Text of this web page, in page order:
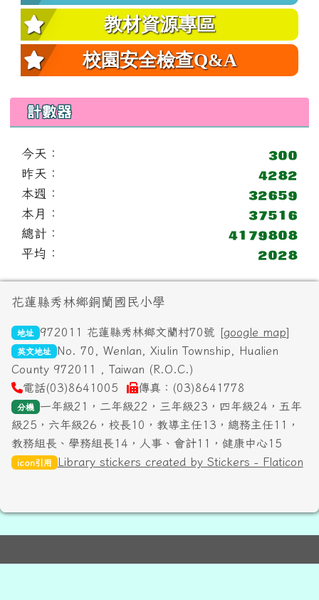
教材資源專區
校園安全檢查Q&A
計數器
今天：
昨天：
本週：
本月：
總計：
平均：
頁尾區域內容
花蓮縣秀林鄉銅蘭國民小學
地址 972011 花蓮縣秀林鄉文蘭村70號 [google map]
英文地址
No. 70, Wenlan, Xiulin Township, Hualien
County 972011 , Taiwan (R.O.C.)
電話(03)8641005
傳真：(03)8641778
分機
一年級21，二年級22，三年級23，四年級24，五年
級25，六年級26，校長10，教導主任13，總務主任11，
教務組長、學務組長14，人事、會計11，健康中心15
icon引用 Library stickers created by Stickers - Flaticon